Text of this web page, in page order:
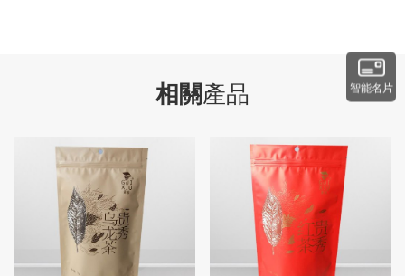
相關產品 智能名片